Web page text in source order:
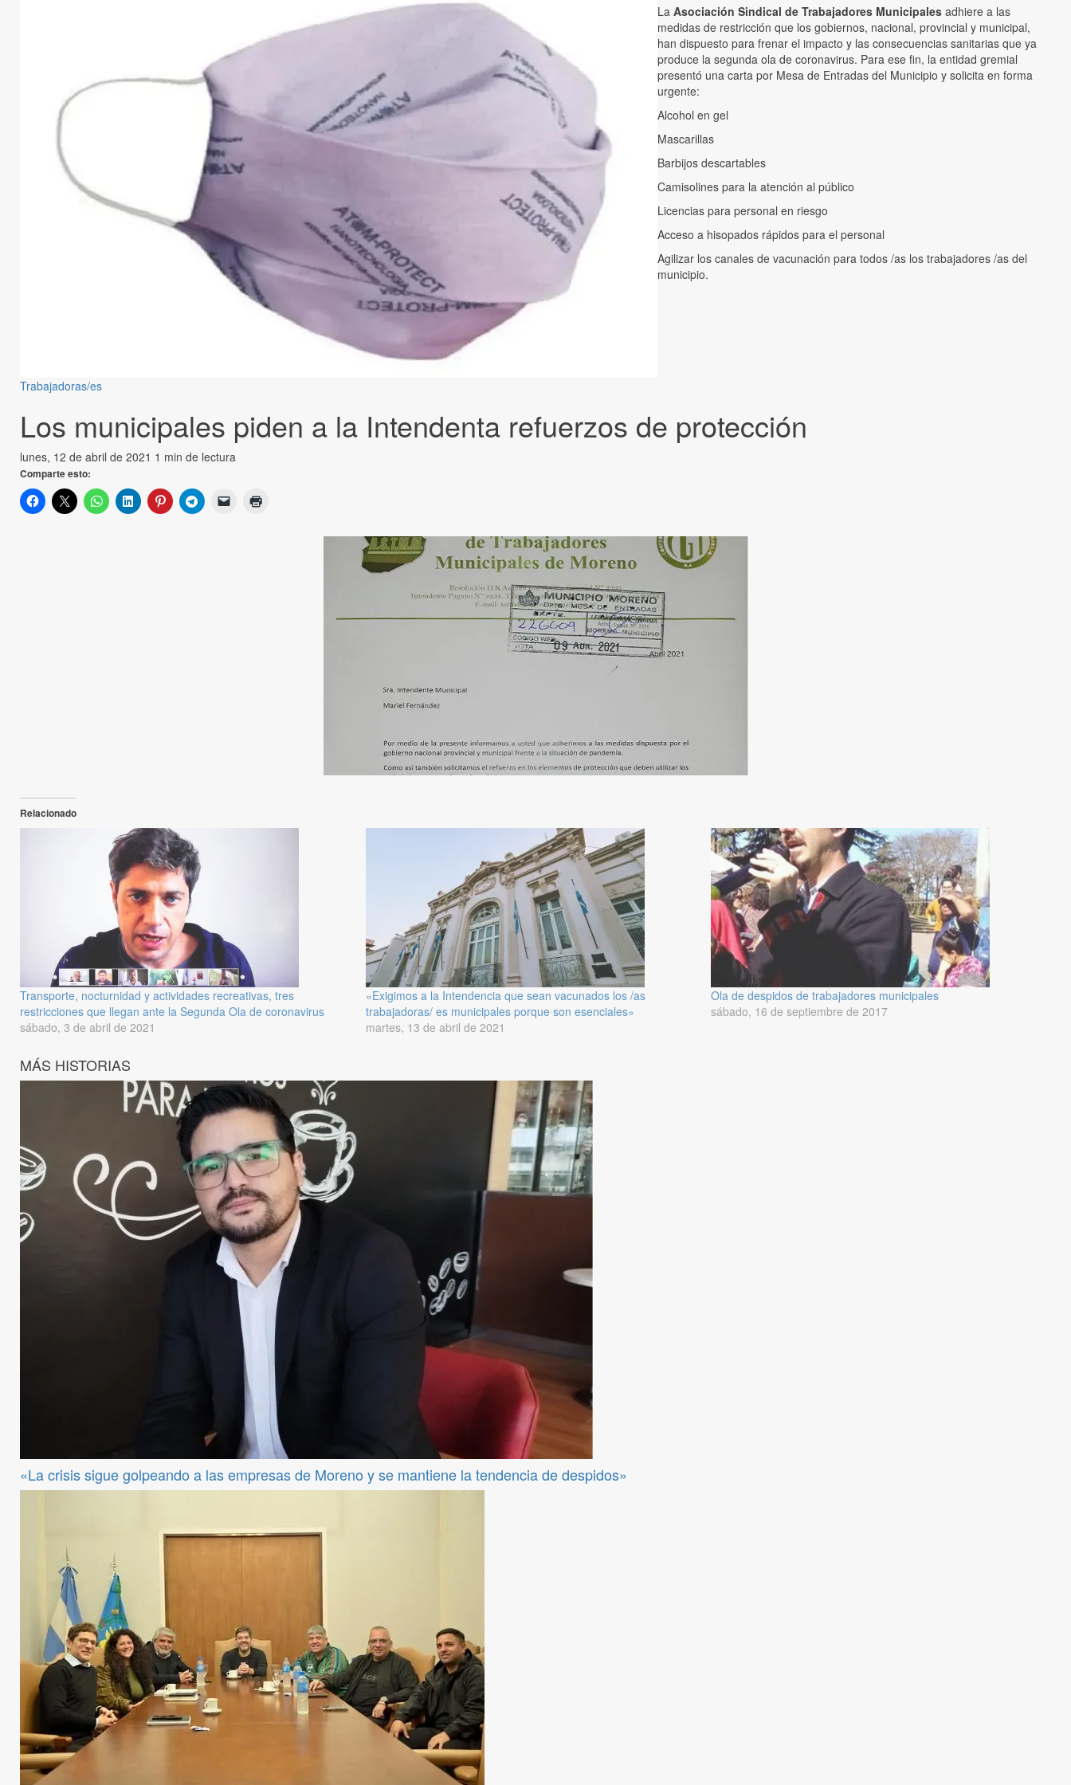
Trabajadoras/es
Los municipales piden a la Intendenta refuerzos de protección
lunes, 12 de abril de 2021 1 min de lectura
Comparte esto:
La Asociación Sindical de Trabajadores Municipales adhiere a las
medidas de restricción que los gobiernos, nacional, provincial y municipal,
han dispuesto para frenar el impacto y las consecuencias sanitarias que ya
produce la segunda ola de coronavirus. Para ese fin, la entidad gremial
presentó una carta por Mesa de Entradas del Municipio y solicita en forma
urgente:
Alcohol en gel
Mascarillas
Barbijos descartables
Camisolines para la atención al público
Licencias para personal en riesgo
Acceso a hisopados rápidos para el personal
Agilizar los canales de vacunación para todos /as los trabajadores /as del
municipio.
Relacionado
Transporte, nocturnidad y actividades recreativas, tres
restricciones que llegan ante la Segunda Ola de coronavirus
sábado, 3 de abril de 2021
«Exigimos a la Intendencia que sean vacunados los /as
trabajadoras/ es municipales porque son esenciales»
martes, 13 de abril de 2021
Ola de despidos de trabajadores municipales
sábado, 16 de septiembre de 2017
MÁS HISTORIAS
«La crisis sigue golpeando a las empresas de Moreno y se mantiene la tendencia de despidos»